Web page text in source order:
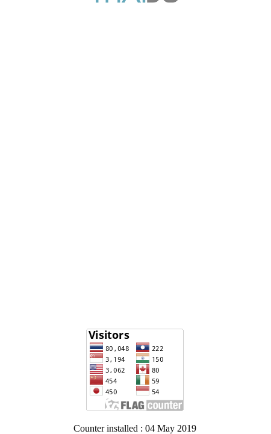
Counter installed : 04 May 2019